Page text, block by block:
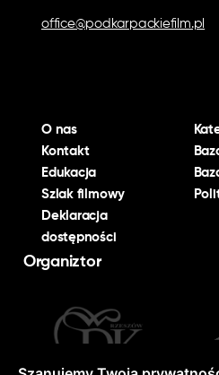
O nas
Kontakt
Edukacja
Szlak filmowy
Deklaracja
dostępności
office@podkarpackiefilm.pl
Organiztor